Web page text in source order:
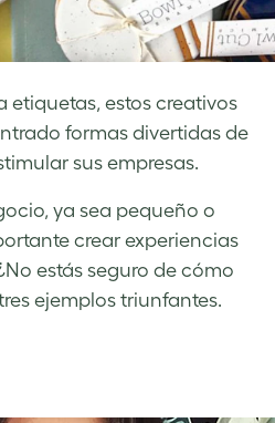
etiquetas, estos creativos
formas divertidas de
sus empresas.
ya sea pequeño o
crear experiencias
estás seguro de cómo
ejemplos triunfantes.